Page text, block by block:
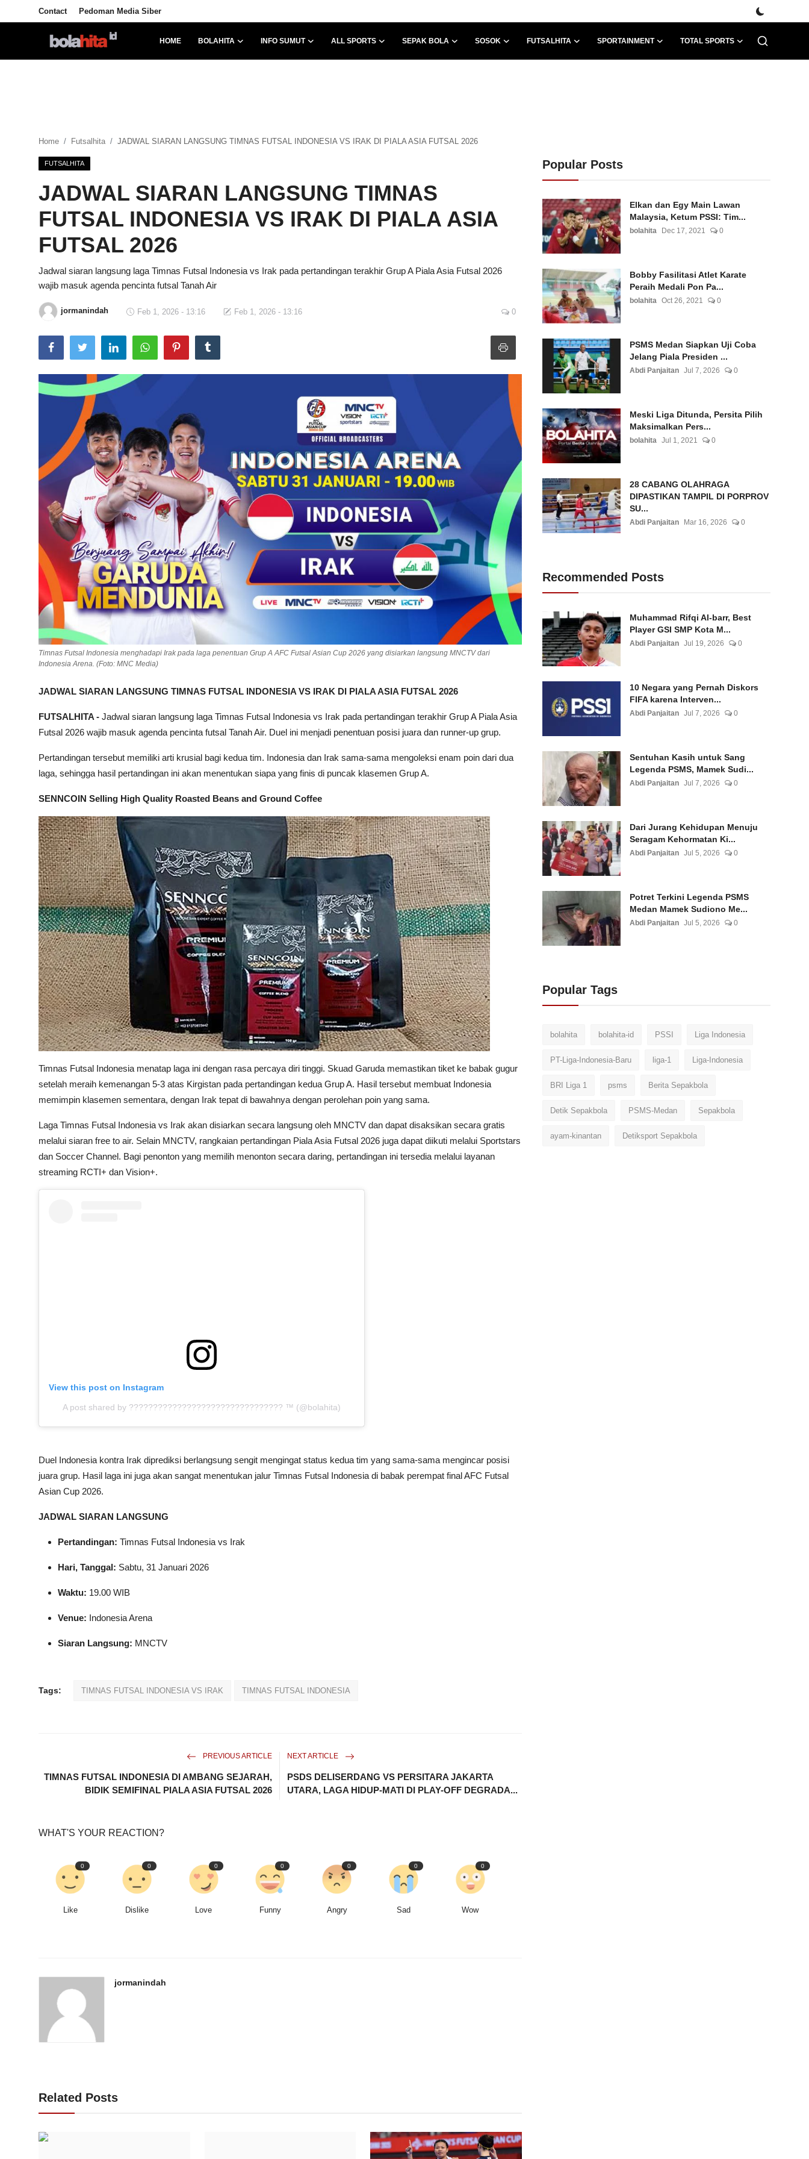
Contact Pedoman Media Siber
HOME BOLAHITA INFO SUMUT ALL SPORTS SEPAK BOLA SOSOK FUTSALHITA SPORTAINMENT TOTAL SPORTS
All Sports
Futsalhita
Total Sports
Contact
Pedoman Media Siber
Home Futsalhita JADWAL SIARAN LANGSUNG TIMNAS FUTSAL INDONESIA VS IRAK DI PIALA ASIA FUTSAL 2026
FUTSALHITA
JADWAL SIARAN LANGSUNG TIMNAS
FUTSAL INDONESIA VS IRAK DI PIALA ASIA
FUTSAL 2026
Jadwal siaran langsung laga Timnas Futsal Indonesia vs Irak pada pertandingan terakhir Grup A Piala Asia Futsal 2026
wajib masuk agenda pencinta futsal Tanah Air
jormanindah Feb 1, 2026 - 13:16 Feb 1, 2026 - 13:16 0
Timnas Futsal Indonesia menghadapi Irak pada laga penentuan Grup A AFC Futsal Asian Cup 2026 yang disiarkan langsung MNCTV dari
Indonesia Arena. (Foto: MNC Media)
JADWAL SIARAN LANGSUNG TIMNAS FUTSAL INDONESIA VS IRAK DI PIALA ASIA FUTSAL 2026
FUTSALHITA - Jadwal siaran langsung laga Timnas Futsal Indonesia vs Irak pada pertandingan terakhir Grup A Piala Asia
Futsal 2026 wajib masuk agenda pencinta futsal Tanah Air. Duel ini menjadi penentuan posisi juara dan runner-up grup.
Pertandingan tersebut memiliki arti krusial bagi kedua tim. Indonesia dan Irak sama-sama mengoleksi enam poin dari dua
laga, sehingga hasil pertandingan ini akan menentukan siapa yang finis di puncak klasemen Grup A.
SENNCOIN Selling High Quality Roasted Beans and Ground Coffee
Timnas Futsal Indonesia menatap laga ini dengan rasa percaya diri tinggi. Skuad Garuda memastikan tiket ke babak gugur
setelah meraih kemenangan 5-3 atas Kirgistan pada pertandingan kedua Grup A. Hasil tersebut membuat Indonesia
memimpin klasemen sementara, dengan Irak tepat di bawahnya dengan perolehan poin yang sama.
Laga Timnas Futsal Indonesia vs Irak akan disiarkan secara langsung oleh MNCTV dan dapat disaksikan secara gratis
melalui siaran free to air. Selain MNCTV, rangkaian pertandingan Piala Asia Futsal 2026 juga dapat diikuti melalui Sportstars
dan Soccer Channel. Bagi penonton yang memilih menonton secara daring, pertandingan ini tersedia melalui layanan
streaming RCTI+ dan Vision+.
View this post on Instagram
A post shared by ???????????????????????????????? ™ (@bolahita)
Duel Indonesia kontra Irak diprediksi berlangsung sengit mengingat status kedua tim yang sama-sama mengincar posisi
juara grup. Hasil laga ini juga akan sangat menentukan jalur Timnas Futsal Indonesia di babak perempat final AFC Futsal
Asian Cup 2026.
JADWAL SIARAN LANGSUNG
Pertandingan: Timnas Futsal Indonesia vs Irak
Hari, Tanggal: Sabtu, 31 Januari 2026
Waktu: 19.00 WIB
Venue: Indonesia Arena
Siaran Langsung: MNCTV
Tags: TIMNAS FUTSAL INDONESIA VS IRAK TIMNAS FUTSAL INDONESIA
PREVIOUS ARTICLE
TIMNAS FUTSAL INDONESIA DI AMBANG SEJARAH,
BIDIK SEMIFINAL PIALA ASIA FUTSAL 2026
NEXT ARTICLE
PSDS DELISERDANG VS PERSITARA JAKARTA
UTARA, LAGA HIDUP-MATI DI PLAY-OFF DEGRADA...
WHAT'S YOUR REACTION?
0
Like
0
Dislike
0
Love
0
Funny
0
Angry
0
Sad
0
Wow
jormanindah
Related Posts
Popular Posts
Elkan dan Egy Main Lawan
Malaysia, Ketum PSSI: Tim...
bolahita Dec 17, 2021 0
Bobby Fasilitasi Atlet Karate
Peraih Medali Pon Pa...
bolahita Oct 26, 2021 0
PSMS Medan Siapkan Uji Coba
Jelang Piala Presiden ...
Abdi Panjaitan Jul 7, 2026 0
Meski Liga Ditunda, Persita Pilih
Maksimalkan Pers...
bolahita Jul 1, 2021 0
28 CABANG OLAHRAGA
DIPASTIKAN TAMPIL DI PORPROV
SU...
Abdi Panjaitan Mar 16, 2026 0
Recommended Posts
Muhammad Rifqi Al-barr, Best
Player GSI SMP Kota M...
Abdi Panjaitan Jul 19, 2026 0
10 Negara yang Pernah Diskors
FIFA karena Interven...
Abdi Panjaitan Jul 7, 2026 0
Sentuhan Kasih untuk Sang
Legenda PSMS, Mamek Sudi...
Abdi Panjaitan Jul 7, 2026 0
Dari Jurang Kehidupan Menuju
Seragam Kehormatan Ki...
Abdi Panjaitan Jul 5, 2026 0
Potret Terkini Legenda PSMS
Medan Mamek Sudiono Me...
Abdi Panjaitan Jul 5, 2026 0
Popular Tags
bolahita bolahita-id PSSI Liga Indonesia
PT-Liga-Indonesia-Baru liga-1 Liga-Indonesia
BRI Liga 1 psms Berita Sepakbola
Detik Sepakbola PSMS-Medan Sepakbola
ayam-kinantan Detiksport Sepakbola